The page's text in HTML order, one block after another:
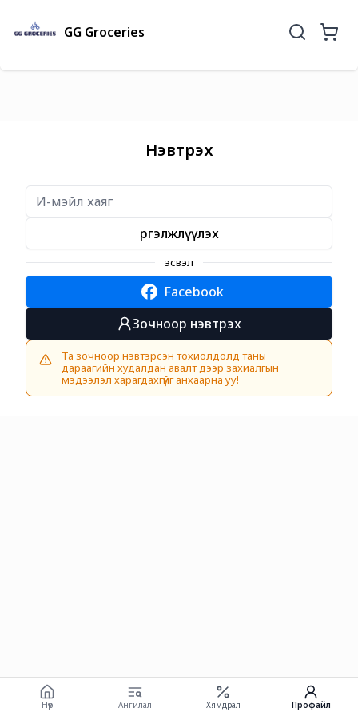
GG Groceries
Нэвтрэх
Үргэлжлүүлэх
эсвэл
Facebook
Зочноор нэвтрэх
Та зочноор нэвтэрсэн тохиолдолд таны
дараагийн худалдан авалт дээр захиалгын
мэдээлэл харагдахгүйг анхаарна уу!
Нүүр Ангилал Хямдрал Профайл